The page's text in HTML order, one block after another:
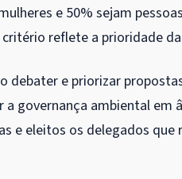
e 50% sejam
reflete a prioridade
debater e priorizar
governança ambiental em
e eleitos os delegados